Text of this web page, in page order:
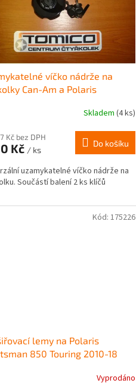
víčko nádrže na
Can-Am a Polaris
Skladem (4 ks)
Kč bez DPH
Kč / ks
Do košíku
uzamykatelné víčko nádrže na
Součástí balení 2 ks klíčů
lemy na Polaris
850 Touring 2010-18
Vyprodáno
Kód: 175226